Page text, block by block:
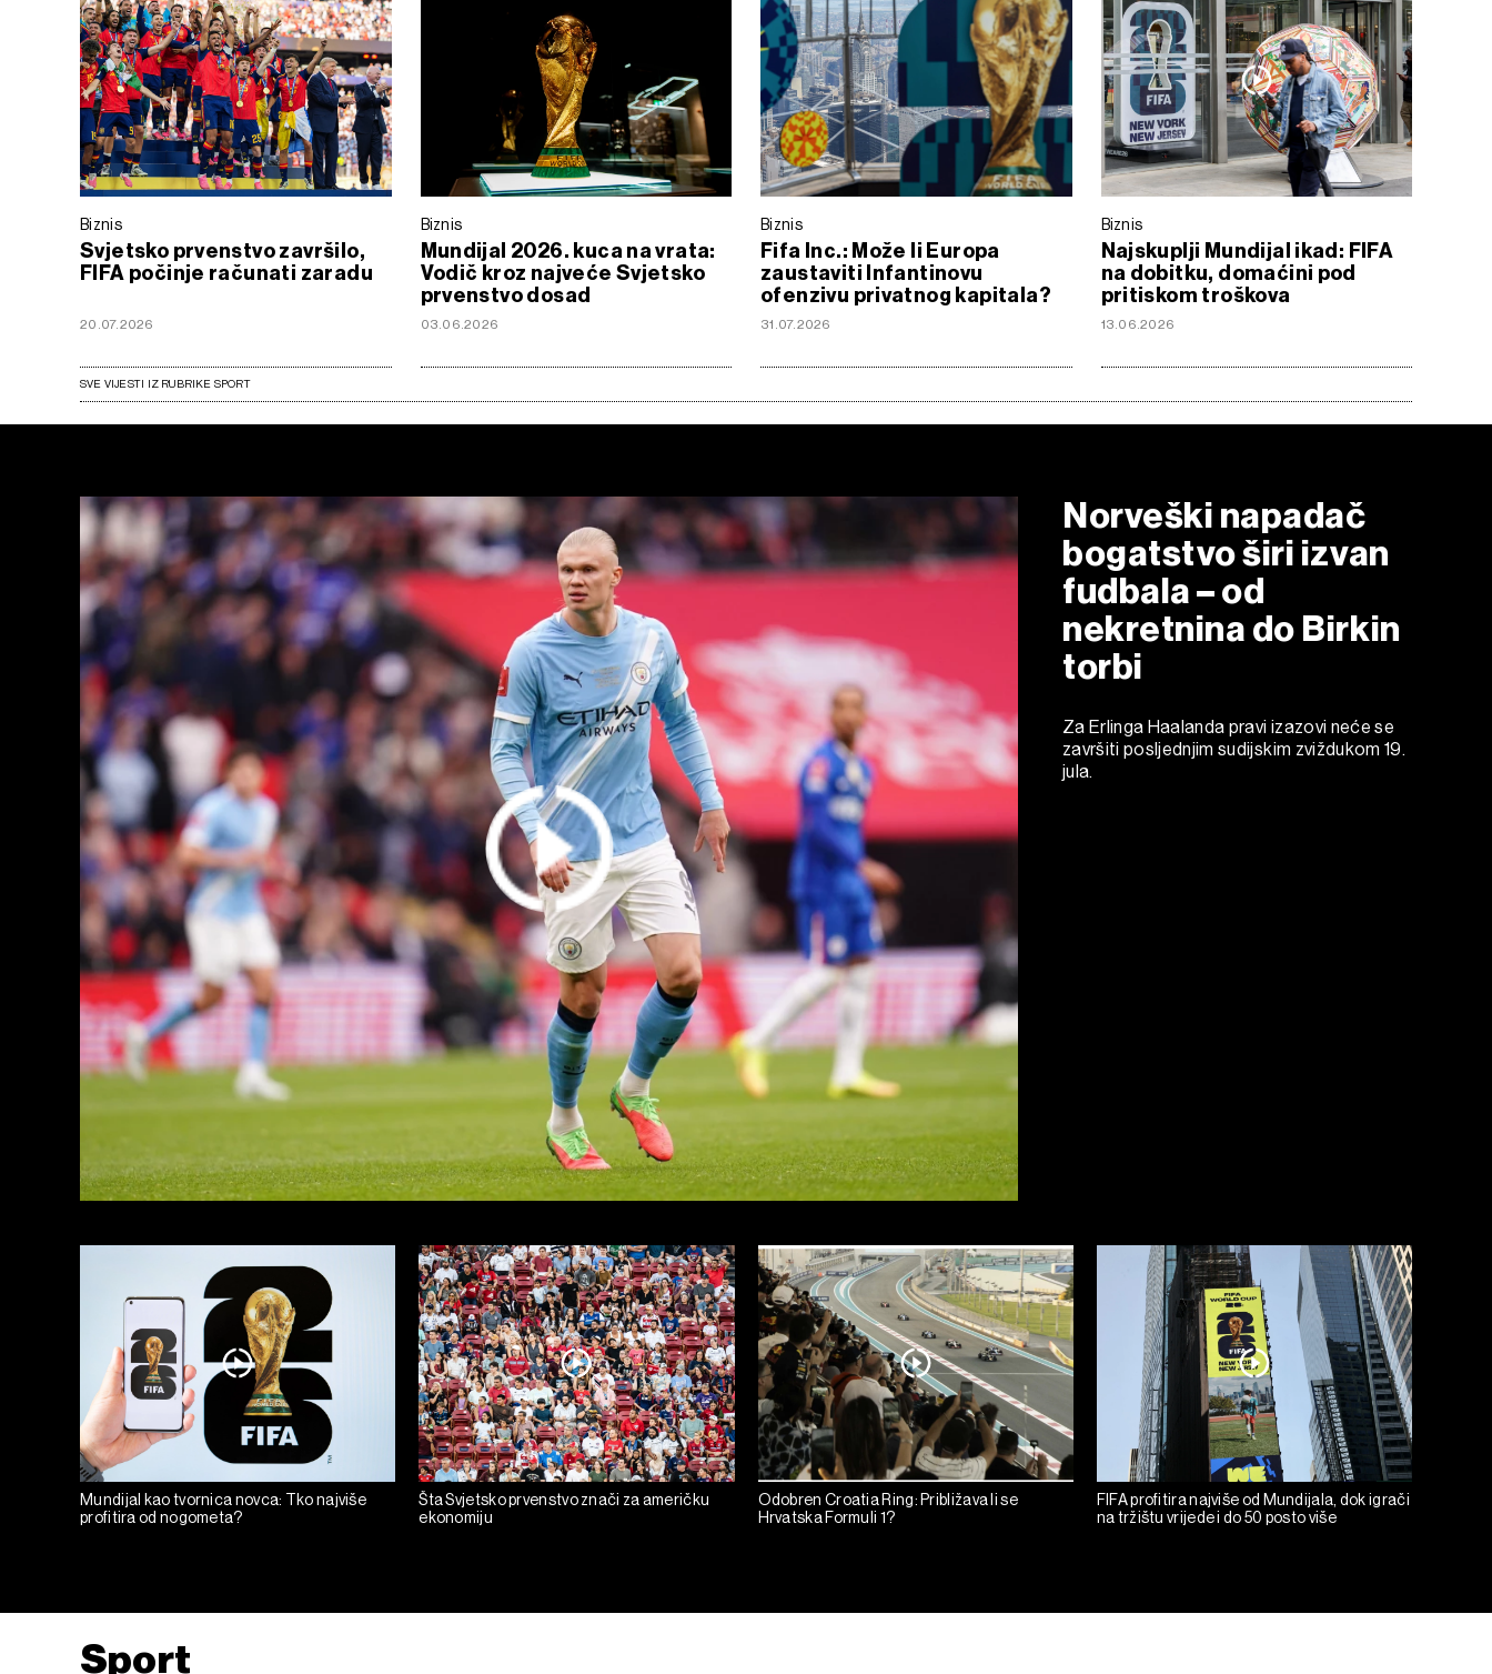
Biznis
Svjetsko prvenstvo završilo,
FIFA počinje računati zaradu
20.07.2026
Biznis
Mundijal 2026. kuca na vrata:
Vodič kroz najveće Svjetsko
prvenstvo dosad
03.06.2026
Biznis
Fifa Inc.: Može li Europa
zaustaviti Infantinovu
ofenzivu privatnog kapitala?
31.07.2026
Biznis
Najskuplji Mundijal ikad: FIFA
na dobitku, domaćini pod
pritiskom troškova
13.06.2026
SVE VIJESTI IZ RUBRIKE SPORT
Norveški napadač
bogatstvo širi izvan
fudbala – od
nekretnina do Birkin
torbi
Za Erlinga Haalanda pravi izazovi neće se
završiti posljednjim sudijskim zviždukom 19.
jula.
Mundijal kao tvornica novca: Tko najviše
profitira od nogometa?
Šta Svjetsko prvenstvo znači za američku
ekonomiju
Odobren Croatia Ring: Približava li se
Hrvatska Formuli 1?
FIFA profitira najviše od Mundijala, dok igrači
na tržištu vrijede i do 50 posto više
Sport